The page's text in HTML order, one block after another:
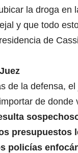
la droga en
y que todo
de
de la defensa,
de donde
presupuestos
policías